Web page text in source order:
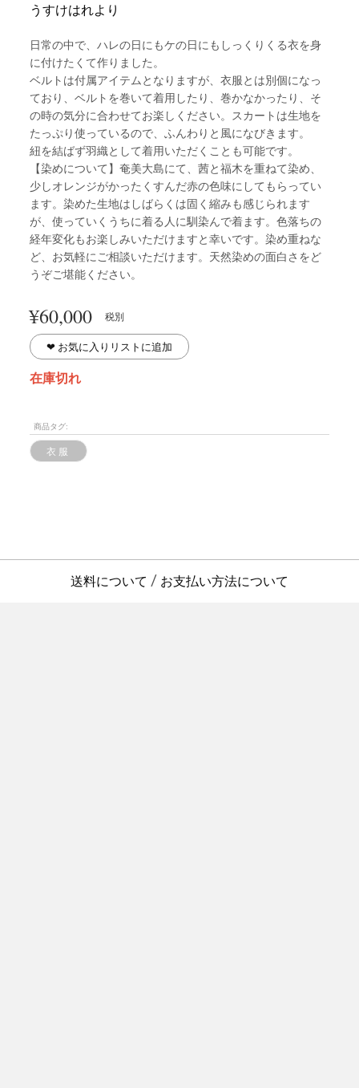
うすけはれより
日常の中で、ハレの日にもケの日にもしっくりくる衣を身
に付けたくて作りました。
ベルトは付属アイテムとなりますが、衣服とは別個になっ
ており、ベルトを巻いて着用したり、巻かなかったり、そ
の時の気分に合わせてお楽しください。スカートは生地を
たっぷり使っているので、ふんわりと風になびきます。
紐を結ばず羽織として着用いただくことも可能です。
【染めについて】奄美大島にて、茜と福木を重ねて染め、
少しオレンジがかったくすんだ赤の色味にしてもらってい
ます。染めた生地はしばらくは固く縮みも感じられます
が、使っていくうちに着る人に馴染んで着ます。色落ちの
経年変化もお楽しみいただけますと幸いです。染め重ねな
ど、お気軽にご相談いただけます。天然染めの面白さをど
うぞご堪能ください。
¥60,000 税別
❤︎ お気に入りリストに追加
在庫切れ
商品タグ:
衣服
送料について / お支払い方法について